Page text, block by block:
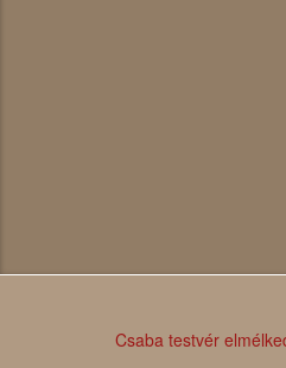
Csaba testvér